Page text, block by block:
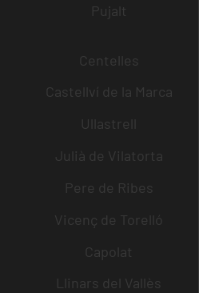
Pujalt
Centelles
Castellví de la Marca
Ullastrell
Julià de Vilatorta
Pere de Ribes
Vicenç de Torelló
Capolat
Llinars del Vallès